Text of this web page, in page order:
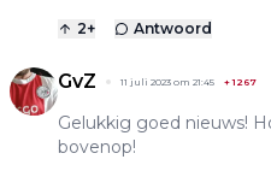
2+ Antwoord
GvZ 11 juli 2023 om 21:45 +1267
Gelukkig goed nieuws!
bovenop!